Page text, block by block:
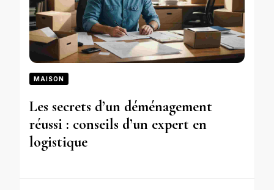
MAISON
Les secrets d’un déménagement
réussi : conseils d’un expert en
logistique